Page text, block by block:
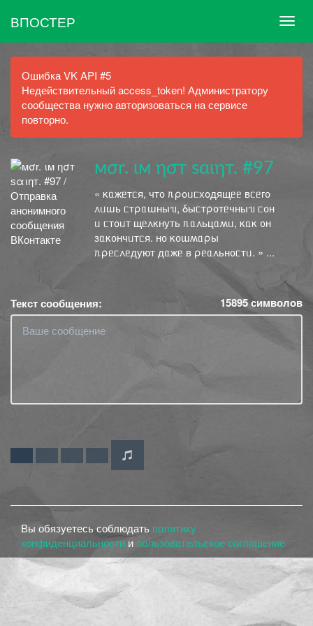
ВПОСТЕР
Ошибка VK API #5
Недействительный access_token! Администратору
сообщества нужно авторизоваться на сервисе
повторно.
ㅤㅤㅤмσr.ㅤㅤㅤㅤ ιм ησт ѕαιηт. #97
ㅤㅤㅤ« κᥲжᥱᴛᥴя, чᴛ᧐ ᥰρ᧐ᥙᥴх᧐дящᥱᥱ ʙᥴᥱᴦ᧐
᧘ᥙɯь ᥴᴛρᥲɯныᥔ, δыᥴᴛρ᧐ᴛᥱчныᥔ ᥴ᧐н
ᥙ ᥴᴛ᧐ᥙᴛ щᥱ᧘κнуᴛь ᥰᥲ᧘ьцᥲʍᥙ, κᥲκ ᧐н
ɜᥲκ᧐нчᥙᴛᥴя. н᧐ κ᧐ɯʍᥲρы
ᥰρᥱᥴ᧘ᥱдуюᴛ дᥲжᥱ ʙ ρᥱᥲ᧘ьн᧐ᥴᴛᥙ. »ㅤㅤㅤㅤㅤㅤㅤㅤㅤㅤㅤㅤ ㅤㅤ...
Текст сообщения: 15895символов
Вы обязуетесь соблюдать политику
конфиденциальности и пользовательское соглашение